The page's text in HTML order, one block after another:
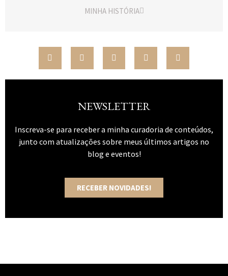
MINHA HISTÓRIA
NEWSLETTER
Inscreva-se para receber a minha curadoria de conteúdos,
junto com atualizações sobre meus últimos artigos no
blog e eventos!
RECEBER NOVIDADES!